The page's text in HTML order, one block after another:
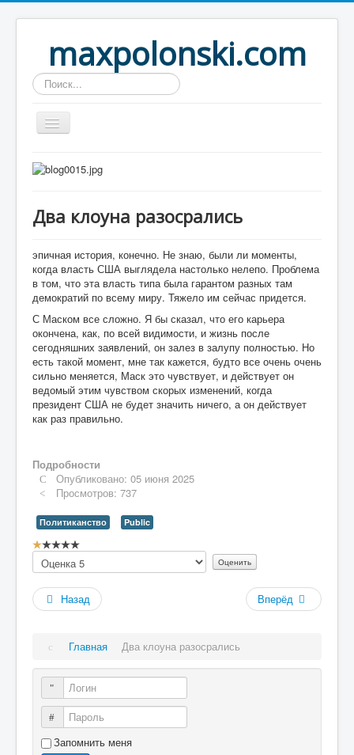
maxpolonski.com
Искать...
Home
Рассказы
Вход
Два клоуна разосрались
эпичная история, конечно. Не знаю, были ли моменты,
когда власть США выглядела настолько нелепо. Проблема
в том, что эта власть типа была гарантом разных там
демократий по всему миру. Тяжело им сейчас придется.
С Маском все сложно. Я бы сказал, что его карьера
окончена, как, по всей видимости, и жизнь после
сегодняшних заявлений, он залез в залупу полностью. Но
есть такой момент, мне так кажется, будто все очень очень
сильно меняется, Маск это чувствует, и действует он
ведомый этим чувством скорых изменений, когда
президент США не будет значить ничего, а он действует
как раз правильно.
Подробности
Опубликовано: 05 июня 2025
Просмотров: 737
Политиканство Public
Рейтинг:
/
Пожалуйста,
оцените
Назад
Вперёд
Главная Два клоуна разосрались
Логин
Пароль
Запомнить меня